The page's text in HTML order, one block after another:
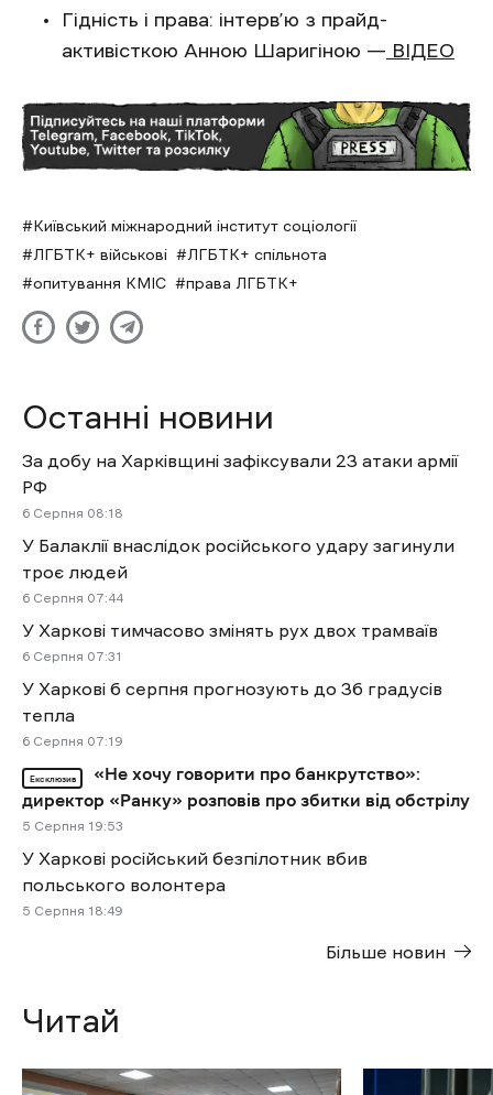
Гідність і права: інтерв’ю з прайд-
активісткою Анною Шаригіною — ВІДЕО
Київський міжнародний інститут соціології
ЛГБТК+ військові
ЛГБТК+ спільнота
опитування КМІС
права ЛГБТК+
Останні новини
За добу на Харківщині зафіксували 23 атаки армії
РФ
6 Cерпня 08:18
У Балаклії внаслідок російського удару загинули
троє людей
6 Cерпня 07:44
У Харкові тимчасово змінять рух двох трамваїв
6 Cерпня 07:31
У Харкові 6 серпня прогнозують до 36 градусів
тепла
6 Cерпня 07:19
Ексклюзив
«Не хочу говорити про банкрутство»:
директор «Ранку» розповів про збитки від обстрілу
5 Cерпня 19:53
У Харкові російський безпілотник вбив
польського волонтера
5 Cерпня 18:49
Більше новин
Читай